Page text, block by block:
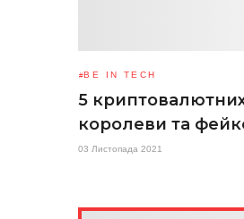
BE IN TECH
5
королеви та
03 Листопада 2021